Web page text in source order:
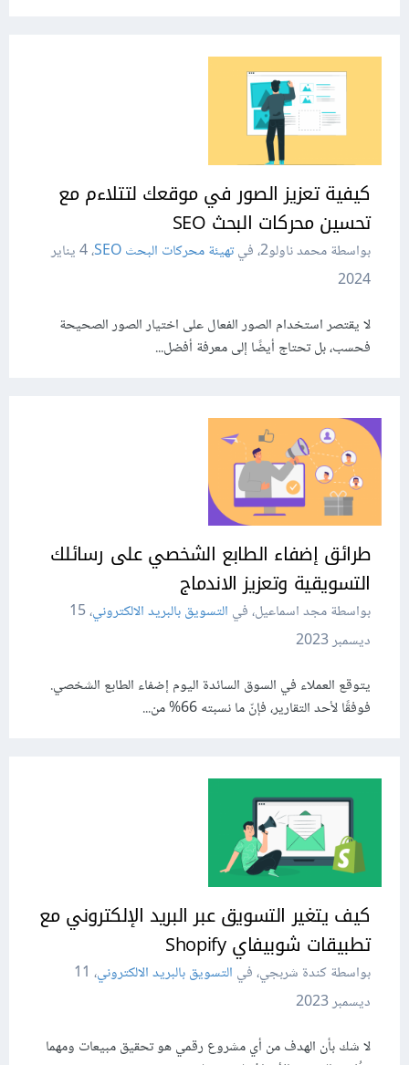
كيفية تعزيز الصور في موقعك لتتلاءم مع
تحسين محركات البحث SEO
بواسطة محمد ناولو2، في تهيئة محركات البحث SEO ،
4 يناير
2024
لا يقتصر استخدام الصور الفعال على اختيار الصور الصحيحة
فحسب، بل تحتاج أيضًا إلى معرفة أفضل...
طرائق إضفاء الطابع الشخصي على رسائلك
التسويقية وتعزيز الاندماج
بواسطة مجد اسماعيل، في التسويق بالبريد الالكتروني،15
ديسمبر 2023
يتوقع العملاء في السوق السائدة اليوم إضفاء الطابع الشخصي.
فوفقًا لأحد التقارير، فإنّ ما نسبته 66% من...
كيف يتغير التسويق عبر البريد الإلكتروني مع
تطبيقات شوبيفاي Shopify
بواسطة كندة شربجي، في التسويق بالبريد الالكتروني، 11
ديسمبر 2023
لا شك بأن الهدف من أي مشروع رقمي هو تحقيق مبيعات ومهما